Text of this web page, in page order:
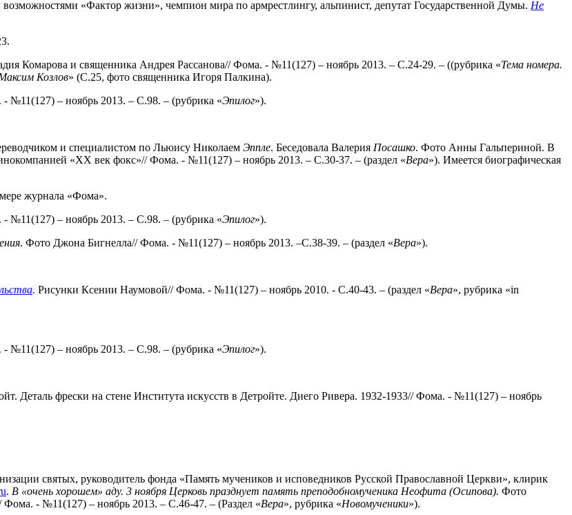
«Фактор жизни», чемпион мира по армрестлингу, альпинист, депутат Государственной Думы. Не
Комарова и священника Андрея Рассанова// Фома. - №11(127) – ноябрь 2013. – С.24-29. – ((рубрика «Тема номера.
Козлов» (С.25, фото священника Игоря Палкина).
- №11(127) – ноябрь 2013. – С.98. – (рубрика «Эпилог»).
и специалистом по Льюису Николаем Эппле. Беседовала Валерия Посашко. Фото Анны Гальпериной. В
«ХХ век фокс»// Фома. - №11(127) – ноябрь 2013. – С.30-37. – (раздел «Вера»). Имеется биографическая
журнала «Фома».
- №11(127) – ноябрь 2013. – С.98. – (рубрика «Эпилог»).
. Фото Джона Бигнелла// Фома. - №11(127) – ноябрь 2013. –С.38-39. – (раздел «Вера»).
. Рисунки Ксении Наумовой// Фома. - №11(127) – ноябрь 2010. - С.40-43. – (раздел «Вера», рубрика «in
- №11(127) – ноябрь 2013. – С.98. – (рубрика «Эпилог»).
Деталь фрески на стене Института искусств в Детройте. Диего Ривера. 1932-1933// Фома. - №11(127) – ноябрь
святых, руководитель фонда «Память мучеников и исповедников Русской Православной Церкви», клирик
. В «очень хорошем» аду. 3 ноября Церковь празднует память преподобномученика Неофита (Осипова). Фото
- №11(127) – ноябрь 2013. – С.46-47. – (Раздел «Вера», рубрика «Новомученики»).